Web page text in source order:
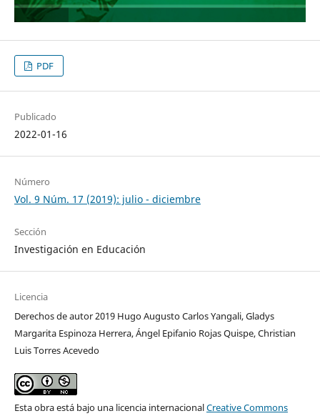
PDF
Publicado
2022-01-16
Número
Vol. 9 Núm. 17 (2019): julio - diciembre
Sección
Investigación en Educación
Licencia
Derechos de autor 2019 Hugo Augusto Carlos Yangali, Gladys
Margarita Espinoza Herrera, Ángel Epifanio Rojas Quispe, Christian
Luis Torres Acevedo
Esta obra está bajo una licencia internacionalCreative Commons